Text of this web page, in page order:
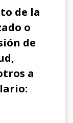
de la
o
de
a